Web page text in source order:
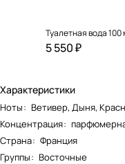
Туалетная вода 100
5 550 ₽
Характеристики
Ноты: Ветивер, Дыня,
Концентрация:
Страна: Франция
Группы: Восточные